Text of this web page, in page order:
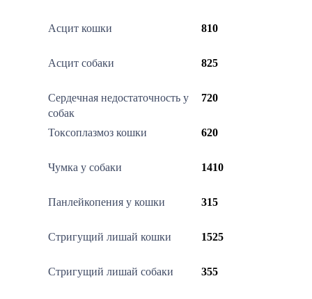
Асцит кошки 810
Асцит собаки 825
Сердечная недостаточность у
собак
720
Токсоплазмоз кошки 620
Чумка у собаки 1410
Панлейкопения у кошки 315
Стригущий лишай кошки 1525
Стригущий лишай собаки 355